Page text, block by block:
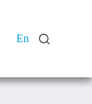
En